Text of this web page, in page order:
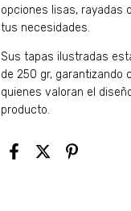
opciones lisas, rayadas
tus necesidades.
Sus tapas ilustradas
de 250 gr, garantizando
quienes valoran el
producto.